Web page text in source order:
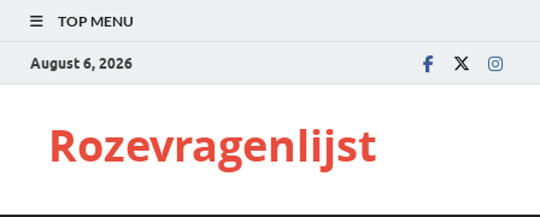
TOP MENU
August 6, 2026
Rozevragenlijst